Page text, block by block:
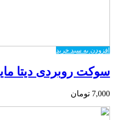
افزودن به سبد خرید
سوکت روبردی دیتا ماینر 8*2
7,000 تومان